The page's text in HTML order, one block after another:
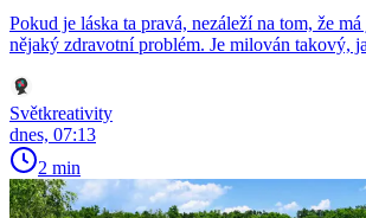
Pokud je láska ta pravá, nezáleží na tom, že
nějaký zdravotní problém. Je milován takový,
Světkreativity
dnes, 07:13
2 min